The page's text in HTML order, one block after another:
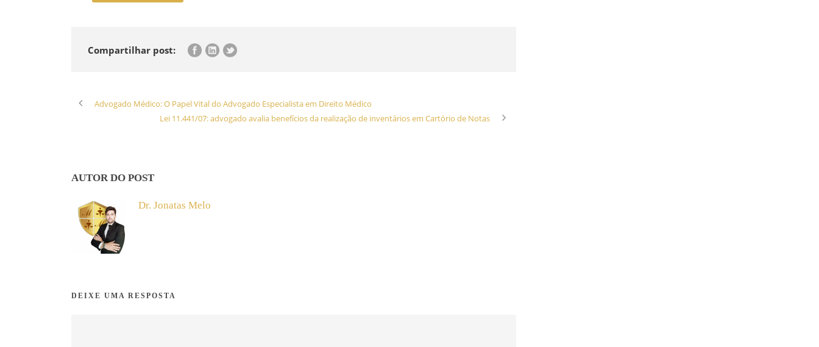
Compartilhar post:
Advogado Médico: O Papel Vital do Advogado Especialista em Direito Médico
Lei 11.441/07: advogado avalia benefícios da realização de inventários em Cartório de Notas
AUTOR DO POST
Dr. Jonatas Melo
DEIXE UMA RESPOSTA